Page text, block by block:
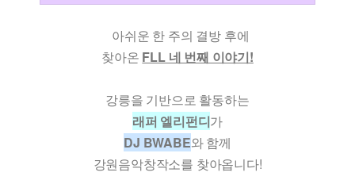
아쉬운 한 주의 결방 후에
찾아온 FLL 네 번째 이야기!
강릉을 기반으로 활동하는
래퍼 엘리펀디가
DJ BWABE와 함께
강원음악창작소를 찾아옵니다!